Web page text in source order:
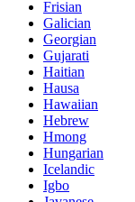
Frisian
Galician
Georgian
Gujarati
Haitian
Hausa
Hawaiian
Hebrew
Hmong
Hungarian
Icelandic
Igbo